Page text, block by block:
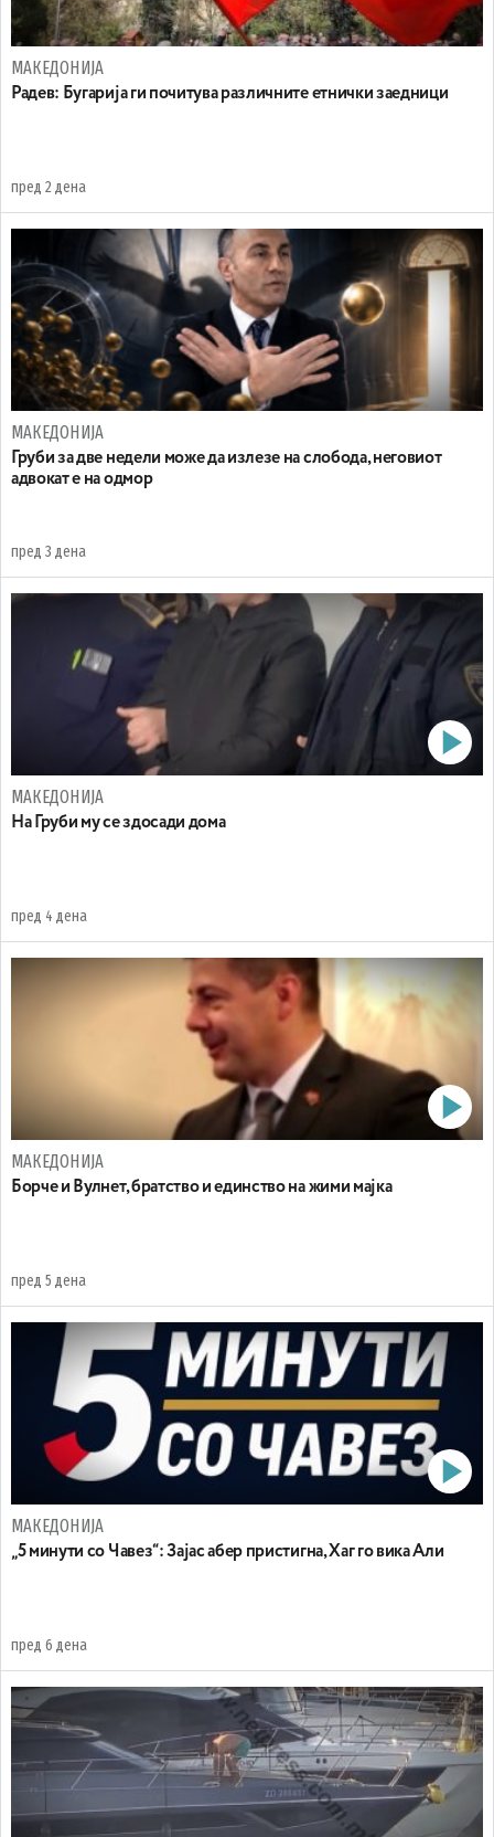
МАКЕДОНИЈА
Радев: Бугарија ги почитува различните етнички заедници
пред 2 дена
МАКЕДОНИЈА
Груби за две недели може да излезе на слобода, неговиот
адвокат е на одмор
пред 3 дена
МАКЕДОНИЈА
На Груби му се здосади дома
пред 4 дена
МАКЕДОНИЈА
Борче и Вулнет, братство и единство на жими мајка
пред 5 дена
МАКЕДОНИЈА
„5 минути со Чавез“: Зајас абер пристигна, Хаг го вика Али
пред 6 дена